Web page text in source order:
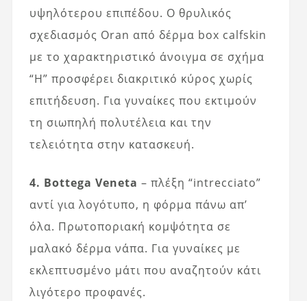
υψηλότερου επιπέδου. Ο θρυλικός
σχεδιασμός Oran από δέρμα box calfskin
με το χαρακτηριστικό άνοιγμα σε σχήμα
“H” προσφέρει διακριτικό κύρος χωρίς
επιτήδευση. Για γυναίκες που εκτιμούν
τη σιωπηλή πολυτέλεια και την
τελειότητα στην κατασκευή.
4. Bottega Veneta – πλέξη “intrecciato”
αντί για λογότυπο, η φόρμα πάνω απ’
όλα. Πρωτοποριακή κομψότητα σε
μαλακό δέρμα νάπα. Για γυναίκες με
εκλεπτυσμένο μάτι που αναζητούν κάτι
λιγότερο προφανές.